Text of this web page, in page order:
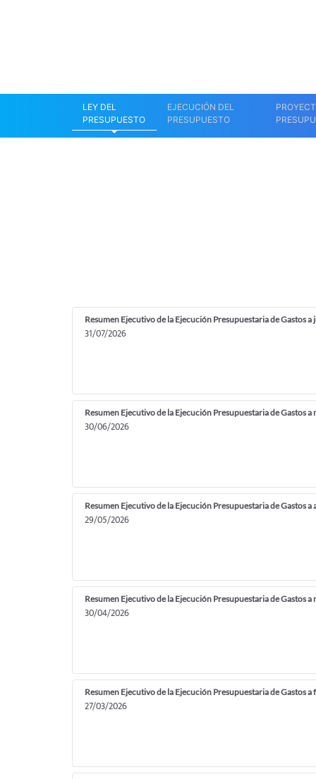
LEY DEL
PRESUPUESTO
EJECUCIÓN DEL
PRESUPUESTO
Resumen Ejecutivo de la Ejecución Presupuestaria de Gastos
31/07/2026
Resumen Ejecutivo de la Ejecución Presupuestaria de Gastos a
30/06/2026
Resumen Ejecutivo de la Ejecución Presupuestaria de Gastos
29/05/2026
Resumen Ejecutivo de la Ejecución Presupuestaria de Gastos
30/04/2026
Resumen Ejecutivo de la Ejecución Presupuestaria de Gastos
27/03/2026